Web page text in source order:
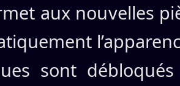
aux nouvelles
sont